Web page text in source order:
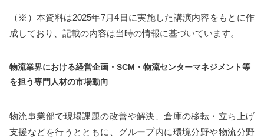
（※）本資料は2025年7月4日に実施した講演内容をもとに作
成しており、記載の内容は当時の情報に基づいています。
物流業界における経営企画・SCM ・物流センターマネジメント等
を担う専門人材の市場動向
物流事業部で現場課題の改善や解決、倉庫の移転・立ち上げ
支援などを行うとともに、グループ内に環境分野や物流分野